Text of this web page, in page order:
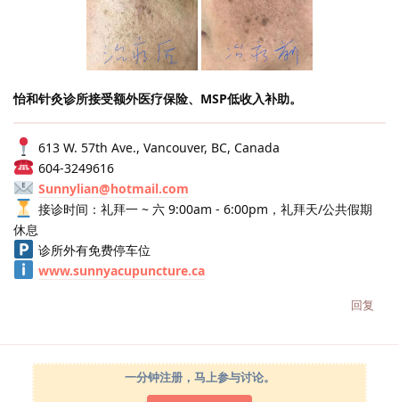
怡和针灸诊所接受额外医疗保险、MSP低收入补助。
613 W. 57th Ave., Vancouver, BC, Canada
604-3249616
Sunnylian@hotmail.com
接诊时间：礼拜一 ~ 六 9:00am - 6:00pm，礼拜天/公共假期
休息
诊所外有免费停车位
www.sunnyacupuncture.ca
回复
一分钟注册，马上参与讨论。